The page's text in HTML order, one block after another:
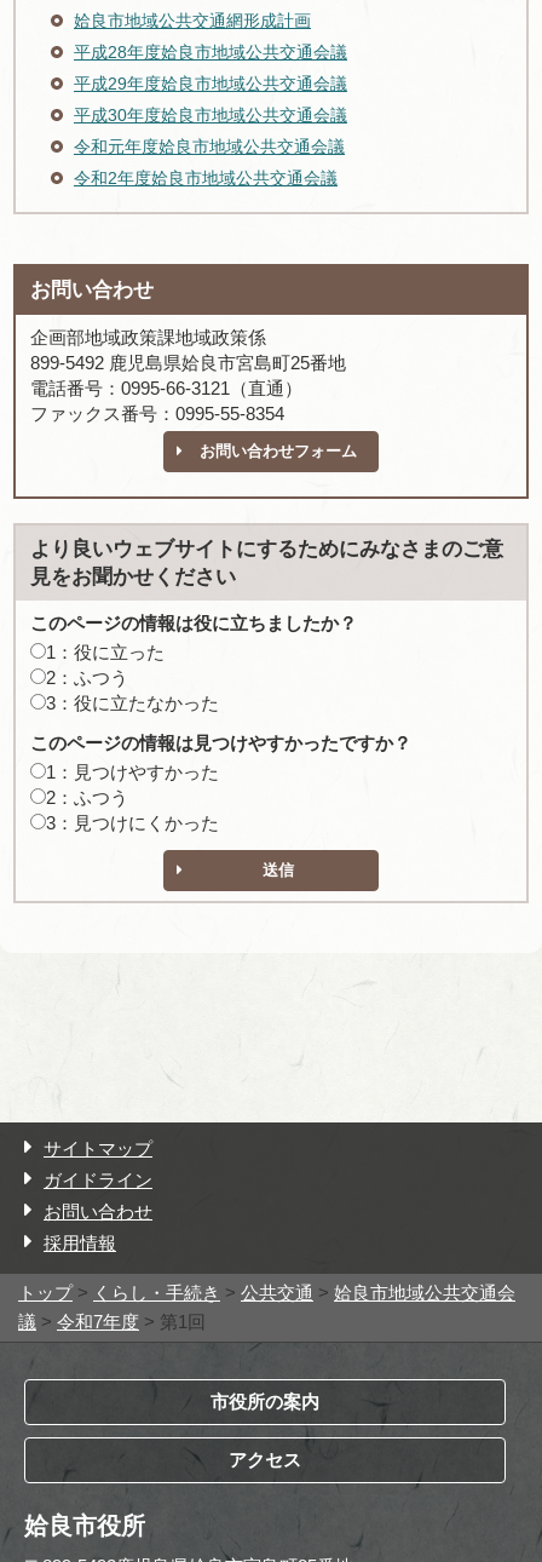
姶良市地域公共交通網形成計画
平成28年度姶良市地域公共交通会議
平成29年度姶良市地域公共交通会議
平成30年度姶良市地域公共交通会議
令和元年度姶良市地域公共交通会議
令和2年度姶良市地域公共交通会議
お問い合わせ
企画部地域政策課地域政策係
899-5492 鹿児島県姶良市宮島町25番地
電話番号：0995-66-3121（直通）
ファックス番号：0995-55-8354
お問い合わせフォーム
より良いウェブサイトにするためにみなさまのご意
見をお聞かせください
このページの情報は役に立ちましたか？
1：役に立った
2：ふつう
3：役に立たなかった
このページの情報は見つけやすかったですか？
1：見つけやすかった
2：ふつう
3：見つけにくかった
送信
サイトマップ
ガイドライン
お問い合わせ
採用情報
トップ> くらし・手続き > 公共交通 > 姶良市地域公共交通会
議 > 令和7年度 > 第1回
市役所の案内
アクセス
姶良市役所